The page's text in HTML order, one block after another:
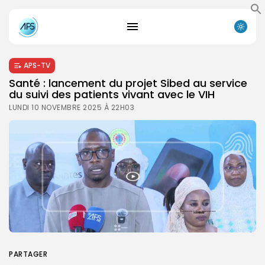
APS-TV
Santé : lancement du projet Sibed au service
du suivi des patients vivant avec le VIH
LUNDI 10 NOVEMBRE 2025 À 22H03
PARTAGER